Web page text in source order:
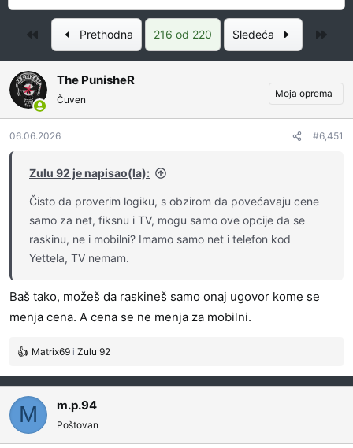
e
n
i
k
t
e
e
t
u
m
o
r
a
j
a
Prethodna 216 od 220 Sledeća
The PunisheR
Čuven
Moja oprema
06.06.2026 #6,451
Zulu 92 je napisao(la):
Čisto da proverim logiku, s obzirom da povećavaju cene
samo za net, fiksnu i TV, mogu samo ove opcije da se
raskinu, ne i mobilni? Imamo samo net i telefon kod
Yettela, TV nemam.
Baš tako, možeš da raskineš samo onaj ugovor kome se
menja cena. A cena se ne menja za mobilni.
R
a
g
v
Matrix69 i Zulu 92
M m.p.94
Poštovan